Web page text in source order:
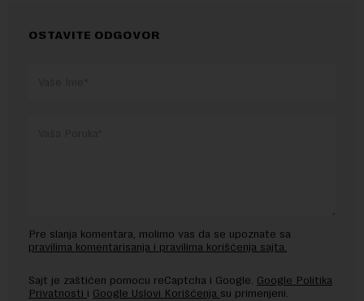
OSTAVITE ODGOVOR
Pre slanja komentara, molimo vas da se upoznate sa
pravilima komentarisanja i pravilima korišćenja sajta.
Sajt je zaštićen pomocu reCaptcha i Google. Google Politika
Privatnosti i Google Uslovi Korišćenja su primenjeni.